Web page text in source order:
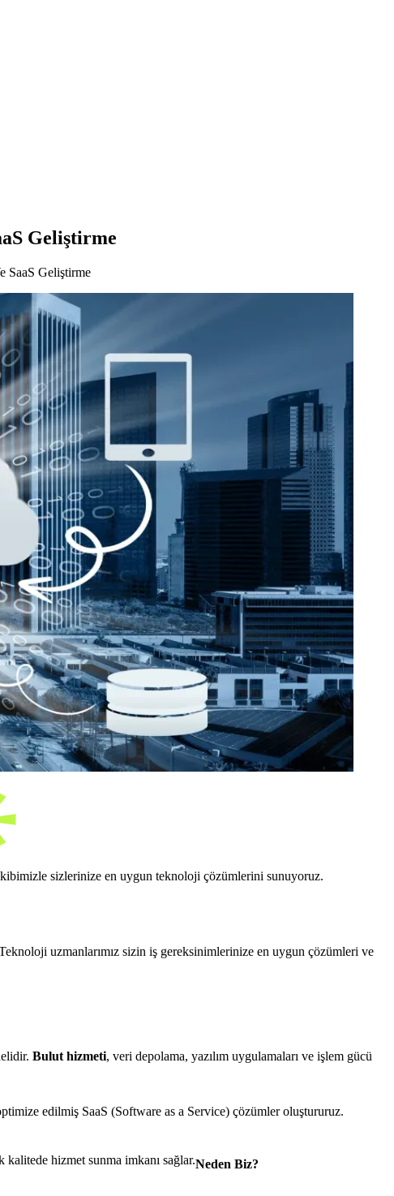
Geliştirme
SaaS Geliştirme
sizlerinize en uygun teknoloji çözümlerini sunuyoruz.
uzmanlarımız sizin iş gereksinimlerinize en uygun çözümleri ve
Bulut hizmeti, veri depolama, yazılım uygulamaları ve işlem gücü
edilmiş SaaS (Software as a Service) çözümler oluştururuz.
hizmet sunma imkanı sağlar.Neden Biz?